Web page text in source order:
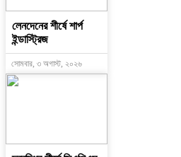
লেনদেনের শীর্ষে শার্প
ইন্ডাস্ট্রিজ
সোমবার, ৩ অগাস্ট, ২০২৬